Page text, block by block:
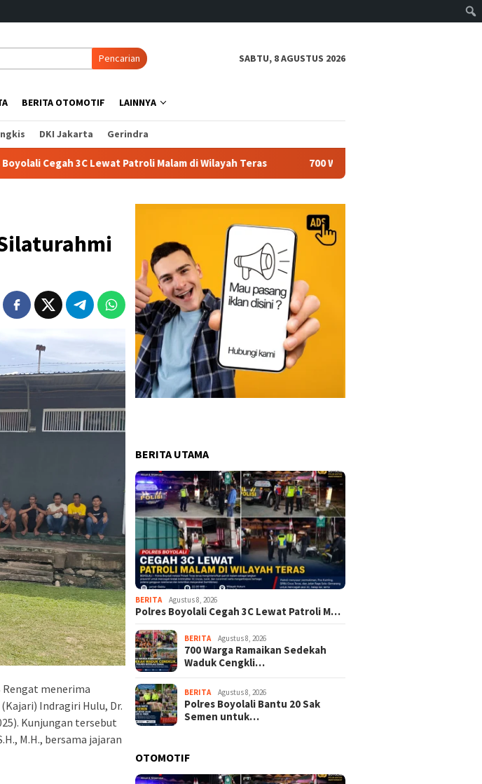
Pencarian SABTU, 8 AGUSTUS 2026
BERITA OTOMOTIF LAINNYA
DKI Jakarta Gerindra
3C Lewat Patroli Malam di Wilayah Teras 700 Warga Ramaikan Sedekah Waduk Cengklik,
Rengat menerima
Indragiri Hulu, Dr.
Kunjungan tersebut
M.H., bersama jajaran
BERITA UTAMA
BERITA Agustus 8, 2026
Polres Boyolali Cegah 3C Lewat Patroli M…
BERITA Agustus 8, 2026
700 Warga Ramaikan Sedekah
Waduk Cengkli…
BERITA Agustus 8, 2026
Polres Boyolali Bantu 20 Sak
Semen untuk…
OTOMOTIF